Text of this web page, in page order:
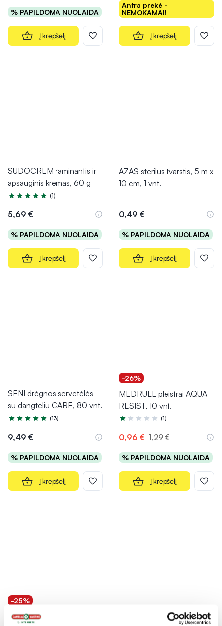
% PAPILDOMA NUOLAIDA
Į krepšelį
Antra prekė -
NEMOKAMAI!
Į krepšelį
SUDOCREM raminantis ir
apsauginis kremas, 60 g
Įvertinimas 5.0 iš 5
(1)
5,69 €
% PAPILDOMA NUOLAIDA
Į krepšelį
AZAS sterilus tvarstis, 5 m x
10 cm, 1 vnt.
0,49 €
% PAPILDOMA NUOLAIDA
Į krepšelį
SENI drėgnos servetėlės
su dangteliu CARE, 80 vnt.
Įvertinimas 5.0 iš 5
(13)
9,49 €
% PAPILDOMA NUOLAIDA
Į krepšelį
-26%
MEDRULL pleistrai AQUA
RESIST, 10 vnt.
Įvertinimas 1.0 iš 5
(1)
0,96 € 1,29 €
% PAPILDOMA NUOLAIDA
Į krepšelį
-25%
MEDRULL vaikiški pleistrai
TENA drėgnos valymo